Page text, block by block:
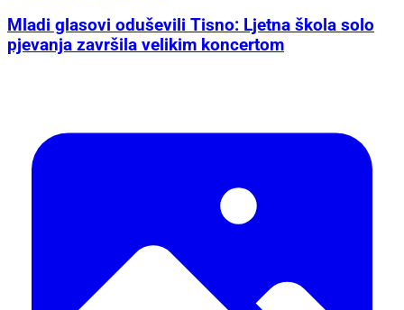
Mladi glasovi oduševili Tisno: Ljetna škola solo
pjevanja završila velikim koncertom